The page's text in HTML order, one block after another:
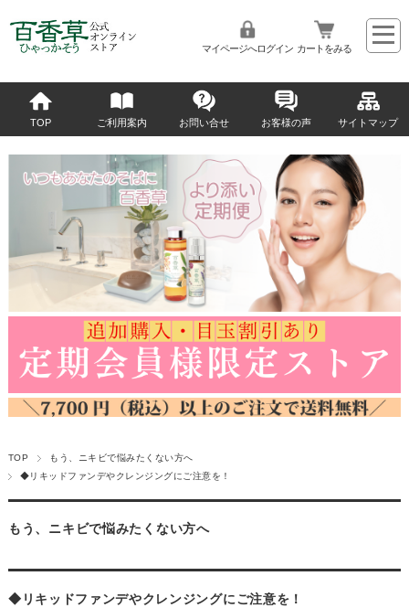
マイページへログイン カートをみる
TOP ご利用案内 お問い合せ お客様の声 サイトマップ
TOP
もう、ニキビで悩みたくない方へ
◆リキッドファンデやクレンジングにご注意を！
もう、ニキビで悩みたくない方へ
◆リキッドファンデやクレンジングにご注意を！